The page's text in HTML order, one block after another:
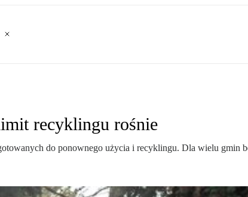
recyklingu rośnie
do ponownego użycia i recyklingu. Dla wielu gmin